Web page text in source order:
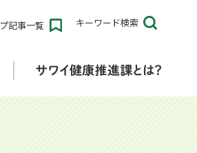
記事一覧 キーワード検索